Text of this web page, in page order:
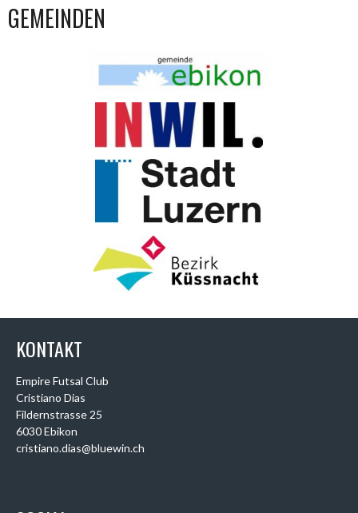
GEMEINDEN
KONTAKT
Empire Futsal Club
Cristiano Dias
Fildernstrasse 25
6030 Ebikon
cristiano.dias@bluewin.ch